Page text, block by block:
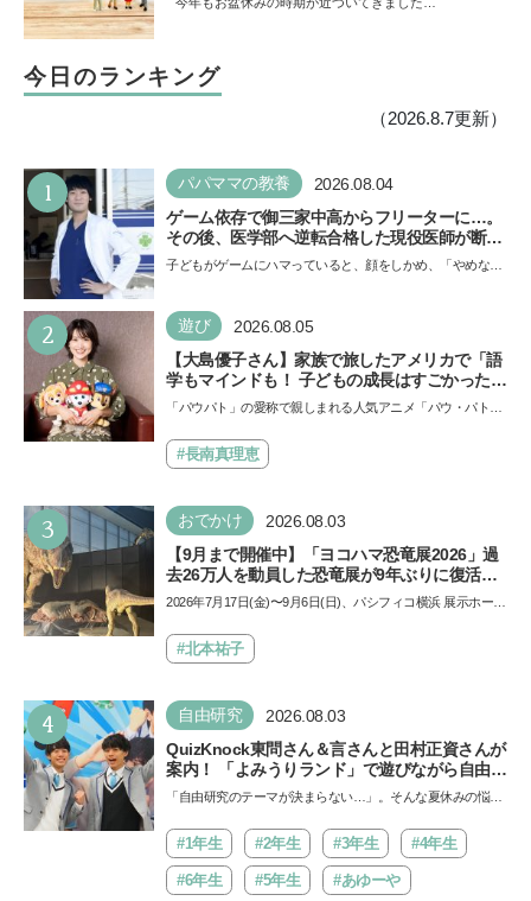
今日のランキング
（2026.8.7更新）
1 パパママの教養 2026.08.04
ゲーム依存で御三家中高からフリーターに…。
その後、医学部へ逆転合格した現役医師が断言
「ゲームの経験が受験勉強に役立った」そう考
子どもがゲームにハマっていると、顔をしかめ、「やめなさ
い…
2 遊び 2026.08.05
【大島優子さん】家族で旅したアメリカで「語
学もマインドも！ 子どもの成長はすごかった」
声優をつとめた映画『パウ・パトロール ザ・ダ
できると子どもに知ってほしい
「パウパト」の愛称で親しまれる人気アニメ「パウ・パトロ
ザ…#長南真理恵
3 おでかけ 2026.08.03
【9月まで開催中】「ヨコハマ恐竜展2026」過
去26万人を動員した恐竜展が9年ぶりに復活！
夏休みのおでかけで楽しむポイントを完全ガイ
2026年7月17日(金)〜9月6日(日)、パシフィコ横浜 展示ホール
催…#北本祐子
4 自由研究 2026.08.03
QuizKnock東問さん＆言さんと田村正資さんが
案内！ 「よみうりランド」で遊びながら自由研
究が進む期間限定イベントが開催
「自由研究のテーマが決まらない…」。そんな夏休みの悩み
バ!!…
#1年生 #2年生 #3年生 #4年生
#6年生 #5年生 #あゆーや